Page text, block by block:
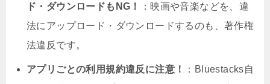
ド・ダウンロードもNG！
：映画や音楽などを、違
法にアップロード・ダウンロードするのも、著作権
法違反です。
アプリごとの利用規約違反に注意！
：Bluestacks自